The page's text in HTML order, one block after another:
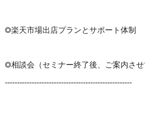
◎楽天市場出店プランとサポート体制
◎相談会（セミナー終了後、ご案内させ
----------------------------------------------------